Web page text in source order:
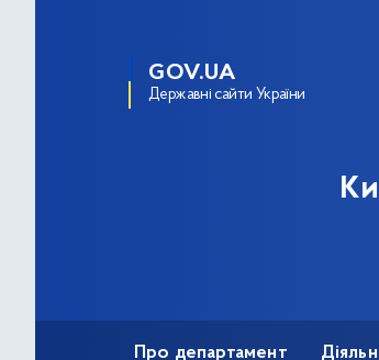
GOV.UA
Державні сайти України
Про департамент